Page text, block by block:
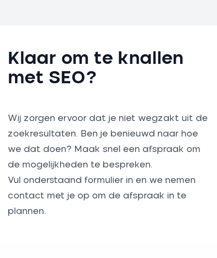
Klaar om te knallen
met SEO?
Wij zorgen ervoor dat je niet wegzakt uit de
zoekresultaten. Ben je benieuwd naar hoe
we dat doen? Maak snel een afspraak om
de mogelijkheden te bespreken.
Vul onderstaand formulier in en we nemen
contact met je op om de afspraak in te
plannen.